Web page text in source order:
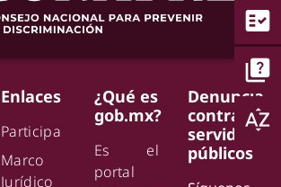
fact_check
quiz
sort_by_alpha
Enlaces
Participa
Marco
Jurídico
¿Qué es
gob.mx?
Es el
portal
Denuncia
contra
servidores
públicos